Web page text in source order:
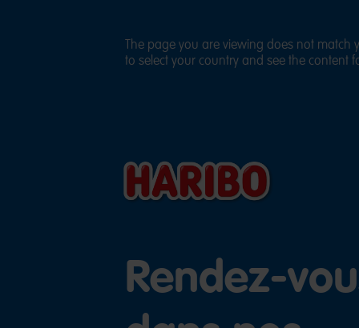
Rendez-
The page you are viewing does not match
to select your country and see the content